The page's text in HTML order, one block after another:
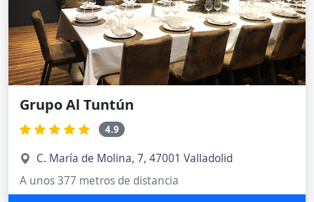
Grupo Al Tuntún
4.9
C. María de Molina, 7, 47001 Valladolid
A unos 377 metros de distancia